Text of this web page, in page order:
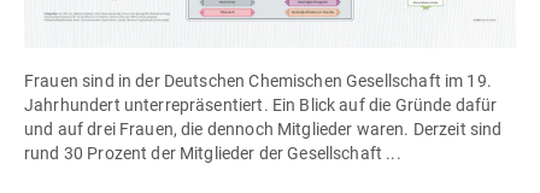
Frauen sind in der Deutschen Chemischen Gesellschaft im 19.
Jahrhundert unterrepräsentiert. Ein Blick auf die Gründe dafür
und auf drei Frauen, die dennoch Mitglieder waren. Derzeit sind
rund 30 Prozent der Mitglieder der Gesellschaft ...